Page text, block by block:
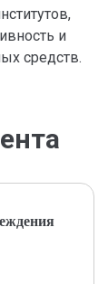
и
средств.